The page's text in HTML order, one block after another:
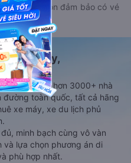
tàu hoả, luôn đảm bảo có vé
Máy bay,
tiện với hơn 3000+ nhà
toàn quốc, tất cả hãng
xe máy, xe du lịch phủ
minh bạch cùng vô vàn
và lựa chọn phương án di
phù hợp nhất.